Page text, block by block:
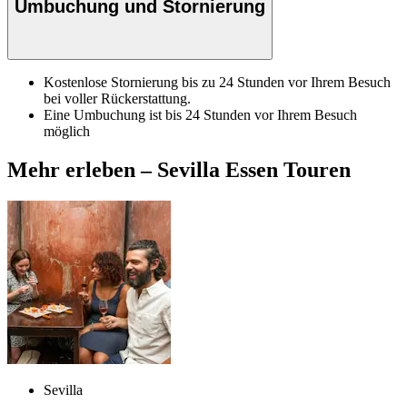
Umbuchung und Stornierung
Kostenlose Stornierung bis zu 24 Stunden vor Ihrem Besuch
bei voller Rückerstattung.
Eine Umbuchung ist bis 24 Stunden vor Ihrem Besuch
möglich
Mehr erleben – Sevilla Essen Touren
Sevilla